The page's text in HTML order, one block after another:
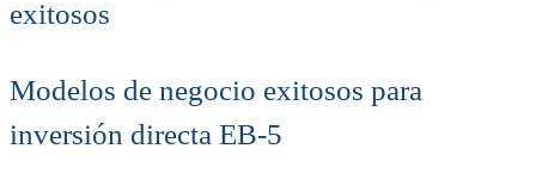
Modelos de negocio exitosos para
inversión directa EB-5